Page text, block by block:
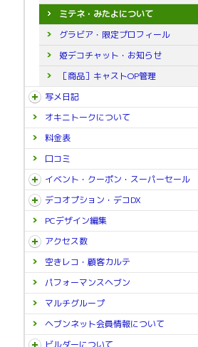
ミテネ・みたよについて
グラビア・限定プロフィール
姫デコチャット・お知らせ
［商品］キャストOP管理
写メ日記
オキニトークについて
料金表
口コミ
イベント・クーポン・スーパーセール
デコオプション・デコDX
PCデザイン編集
アクセス数
空きレコ・顧客カルテ
パフォーマンスヘブン
マルチグループ
ヘブンネット会員情報について
ビルダーについて